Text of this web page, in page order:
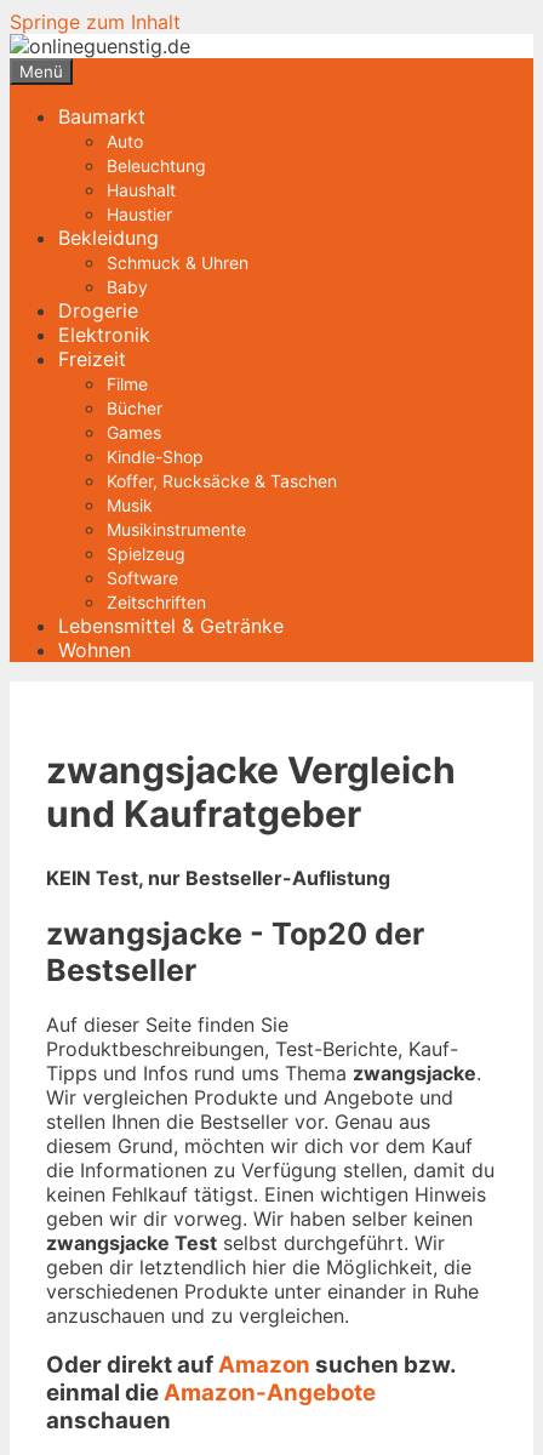
Springe zum Inhalt
Menü
Baumarkt
Auto
Beleuchtung
Haushalt
Haustier
Bekleidung
Schmuck & Uhren
Baby
Drogerie
Elektronik
Freizeit
Filme
Bücher
Games
Kindle-Shop
Koffer, Rucksäcke & Taschen
Musik
Musikinstrumente
Spielzeug
Software
Zeitschriften
Lebensmittel & Getränke
Wohnen
zwangsjacke Vergleich
und Kaufratgeber
KEIN Test, nur Bestseller-Auflistung
zwangsjacke - Top20 der
Bestseller
Auf dieser Seite finden Sie
Produktbeschreibungen, Test-Berichte, Kauf-
Tipps und Infos rund ums Thema zwangsjacke.
Wir vergleichen Produkte und Angebote und
stellen Ihnen die Bestseller vor. Genau aus
diesem Grund, möchten wir dich vor dem Kauf
die Informationen zu Verfügung stellen, damit du
keinen Fehlkauf tätigst. Einen wichtigen Hinweis
geben wir dir vorweg. Wir haben selber keinen
zwangsjacke Test selbst durchgeführt. Wir
geben dir letztendlich hier die Möglichkeit, die
verschiedenen Produkte unter einander in Ruhe
anzuschauen und zu vergleichen.
Oder direkt aufAmazon suchen bzw.
einmal dieAmazon-Angebote
anschauen